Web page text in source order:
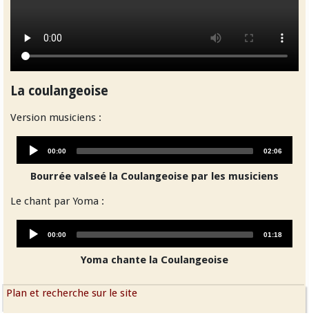
La coulangeoise
Version musiciens :
Player
Current
00:00
Total
02:06
Bourrée valseé la Coulangeoise par les musiciens
Le chant par Yoma :
Player
Current
00:00
Total
01:18
Yoma chante la Coulangeoise
Plan et recherche sur le site